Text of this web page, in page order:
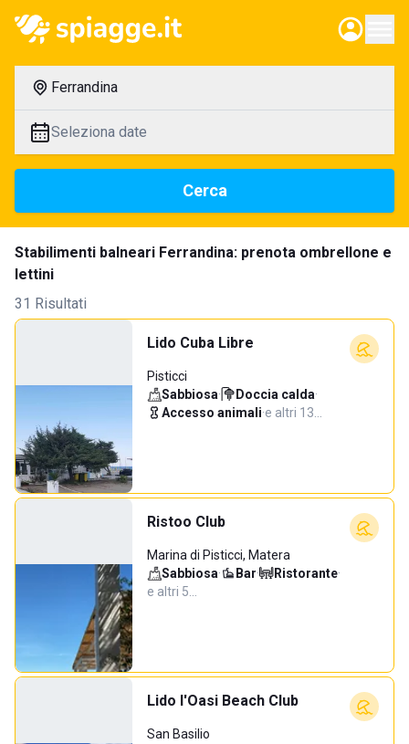
Ferrandina
Seleziona date
Cerca
Stabilimenti balneari Ferrandina: prenota ombrellone e
lettini
31 Risultati
Lido Cuba Libre
Pisticci
Sabbiosa· Doccia calda·
Accesso animali·e altri 13…
Ristoo Club
Marina di Pisticci, Matera
Sabbiosa· Bar· Ristorante·
e altri 5…
Lido l'Oasi Beach Club
San Basilio